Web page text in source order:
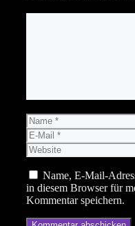
Name
E-
Mail
Website
Name, E-Mail-
in diesem Browser für
Kommentar speichern.